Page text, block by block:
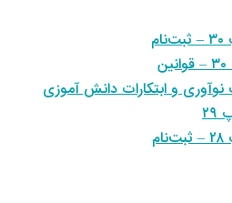
و ابتکارات دانش آموزی